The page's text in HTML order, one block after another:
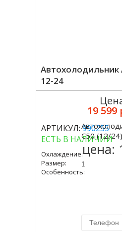
Автохолодильник
12-24
АРТИКУЛ:990255
ЕСТЬ В НАЛИЧИИ
Охлаждение:
Размер:
Особенность:
19 599
Купить
C50 (12/24)
цена: